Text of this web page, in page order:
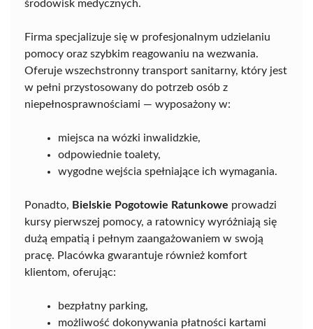
środowisk medycznych.
Firma specjalizuje się w profesjonalnym udzielaniu
pomocy oraz szybkim reagowaniu na wezwania.
Oferuje wszechstronny transport sanitarny, który jest
w pełni przystosowany do potrzeb osób z
niepełnosprawnościami — wyposażony w:
miejsca na wózki inwalidzkie,
odpowiednie toalety,
wygodne wejścia spełniające ich wymagania.
Ponadto, Bielskie Pogotowie Ratunkowe prowadzi
kursy pierwszej pomocy, a ratownicy wyróżniają się
dużą empatią i pełnym zaangażowaniem w swoją
pracę. Placówka gwarantuje również komfort
klientom, oferując:
bezpłatny parking,
możliwość dokonywania płatności kartami